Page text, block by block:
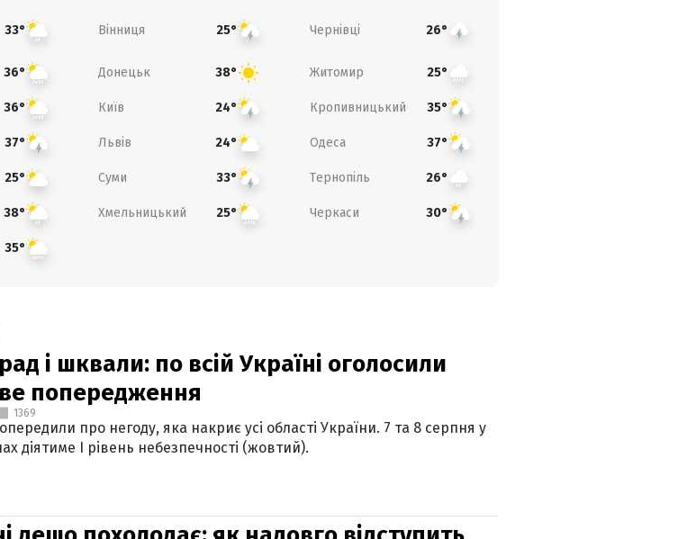
33° Вінниця 25° Чернівці 26°
36° Донецьк 38° Житомир 25°
36° Київ 24° Кропивницький 35°
37° Львів 24° Одеса 37°
25° Суми 33° Тернопіль 26°
38° Хмельницький 25° Черкаси 30°
35°
і шквали: по всій Україні оголосили
попередження
1369
про негоду, яка накриє усі області України. 7 та 8 серпня у
діятиме І рівень небезпечності (жовтий).